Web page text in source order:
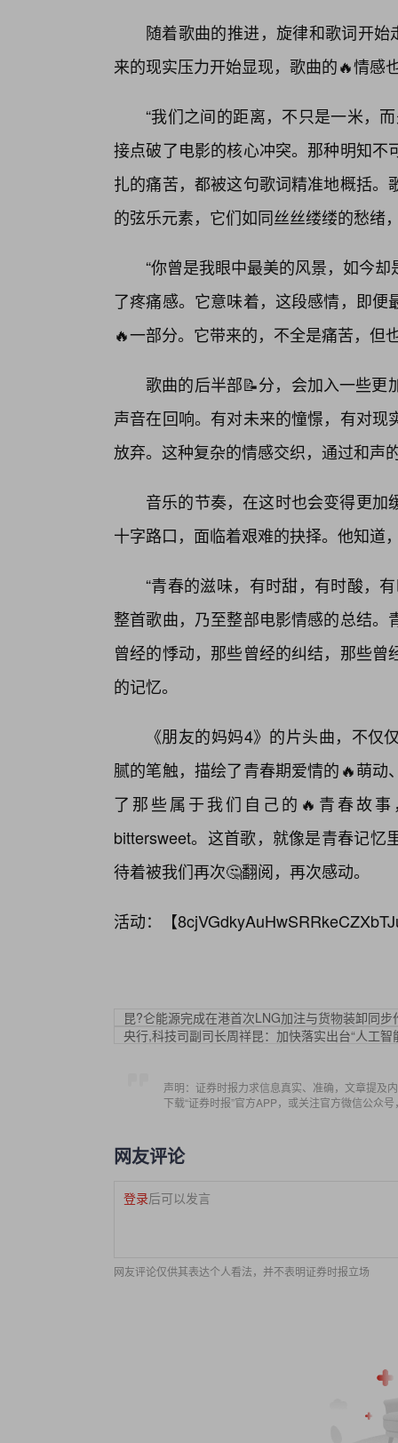
随着歌曲的推进，旋律和歌词开始
来的现实压力开始显现，歌曲的🔥情感
“我们之间的距离，不只是一米，
接点破了电影的核心冲突。那种明知
扎的痛苦，都被这句歌词精准地概括
的弦乐元素，它们如同丝丝缕缕的愁绪
“你曾是我眼中最美的风景，如今
了疼痛感。它意味着，这段感情，即
🔥一部分。它带来的，不全是痛苦，但
歌曲的后半部📝分，会加入一些更
声音在回响。有对未来的憧憬，有对
放弃。这种复杂的情感交织，通过和声
音乐的节奏，在这时也会变得更
十字路口，面临着艰难的抉择。他知道
“青春的滋味，有时甜，有时酸，
整首歌曲，乃至整部电影情感的总结
曾经的悸动，那些曾经的纠结，那些
的记忆。
《朋友的妈妈4》的片头曲，不
腻的笔触，描绘了青春期爱情的🔥萌
了那些属于我们自己的🔥青春故
bittersweet。这首歌，就像是青春记忆
待着被我们再次🤔翻阅，再次感动。
活动：【
昆?仑能源完成在港首次LNG加注与货物装卸同步
央行,科技司副司长周祥昆：加快落实出台“人工智
声明：证券时报力求信息真实、准确，文章提及
下载“证券时报”官方APP，或关注官方微信公众
网友评论
登录后可以发言
网友评论仅供其表达个人看法，并不表明证券时报立场